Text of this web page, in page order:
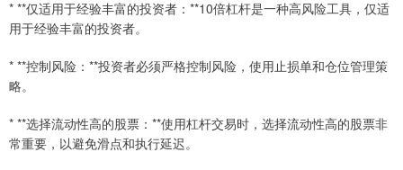
* **仅适用于经验丰富的投资者：**10倍杠杆是一种高风险工具，仅适
用于经验丰富的投资者。
* **控制风险：**投资者必须严格控制风险，使用止损单和仓位管理策
略。
* **选择流动性高的股票：**使用杠杆交易时，选择流动性高的股票非
常重要，以避免滑点和执行延迟。